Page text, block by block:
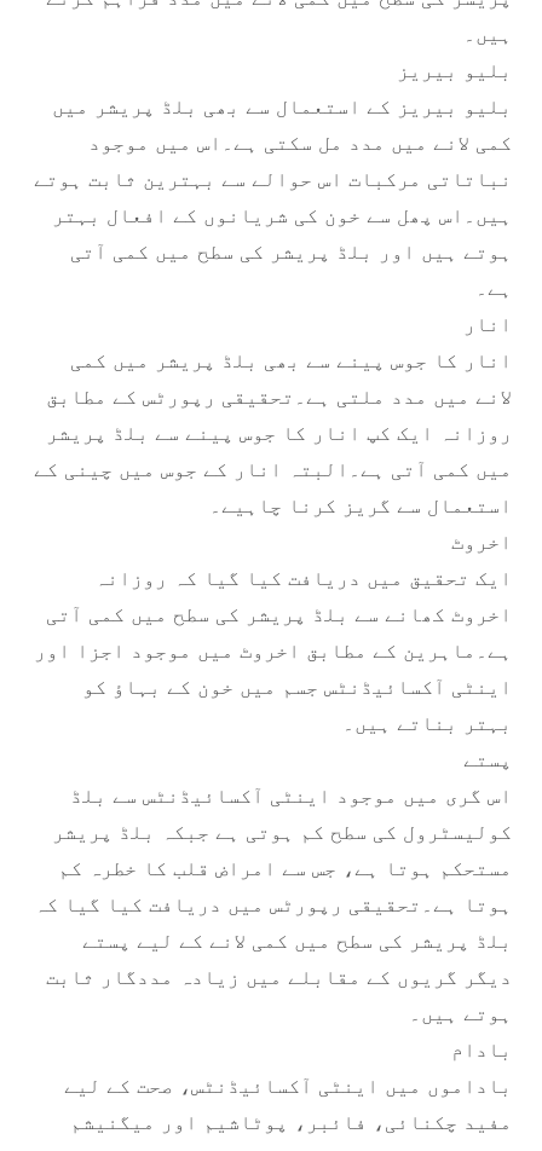
ہیں۔
بلیو بیریز
بلیو بیریز کے استعمال سے بھی بلڈ پریشر میں
کمی لانے میں مدد مل سکتی ہے۔اس میں موجود
نباتاتی مرکبات اس حوالے سے بہترین ثابت ہوتے
ہیں۔اس پھل سے خون کی شریانوں کے افعال بہتر
ہوتے ہیں اور بلڈ پریشر کی سطح میں کمی آتی
ہے۔
انار
انار کا جوس پینے سے بھی بلڈ پریشر میں کمی
لانے میں مدد ملتی ہے۔تحقیقی رپورٹس کے مطابق
روزانہ ایک کپ انار کا جوس پینے سے بلڈ پریشر
میں کمی آتی ہے۔البتہ انار کے جوس میں چینی کے
استعمال سے گریز کرنا چاہیے۔
اخروٹ
ایک تحقیق میں دریافت کیا گیا کہ روزانہ
اخروٹ کھانے سے بلڈ پریشر کی سطح میں کمی آتی
ہے۔ماہرین کے مطابق اخروٹ میں موجود اجزا اور
اینٹی آکسائیڈنٹس جسم میں خون کے بہاؤ کو
بہتر بناتے ہیں۔
پستے
اس گری میں موجود اینٹی آکسائیڈنٹس سے بلڈ
کولیسٹرول کی سطح کم ہوتی ہے جبکہ بلڈ پریشر
مستحکم ہوتا ہے، جس سے امراض قلب کا خطرہ کم
ہوتا ہے۔تحقیقی رپورٹس میں دریافت کیا گیا کہ
بلڈ پریشر کی سطح میں کمی لانے کے لیے پستے
دیگر گریوں کے مقابلے میں زیادہ مددگار ثابت
ہوتے ہیں۔
بادام
باداموں میں اینٹی آکسائیڈنٹس، صحت کے لیے
مفید چکنائی، فائبر، پوٹاشیم اور میگنیشم